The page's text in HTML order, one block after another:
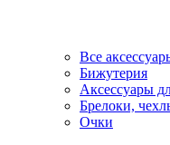
Все
Бижутерия
Аксессуары
Брелоки,
Очки